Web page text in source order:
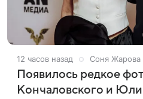
12 часов назад Соня Жарова
Появилось редкое
Кончаловского и